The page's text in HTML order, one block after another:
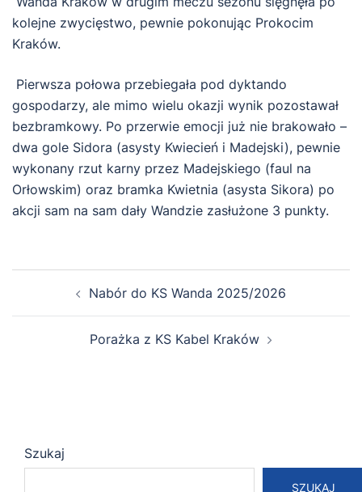
kolejne zwycięstwo, pewnie pokonując Prokocim
Kraków.
Pierwsza połowa przebiegała pod dyktando
gospodarzy, ale mimo wielu okazji wynik pozostawał
bezbramkowy. Po przerwie emocji już nie brakowało –
dwa gole Sidora (asysty Kwiecień i Madejski), pewnie
wykonany rzut karny przez Madejskiego (faul na
Orłowskim) oraz bramka Kwietnia (asysta Sikora) po
akcji sam na sam dały Wandzie zasłużone 3 punkty.
Zobacz
Nabór do KS Wanda 2025/2026
Porażka z KS Kabel Kraków
Szukaj
SZUKAJ